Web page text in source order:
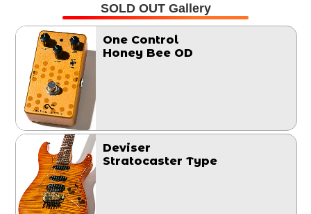
SOLD OUT Gallery
One Control
Honey Bee OD
Deviser
Stratocaster Type